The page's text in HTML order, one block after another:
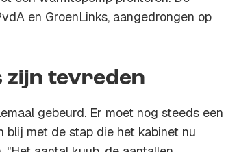
en GroenLinks, aangedrongen op
zijn tevreden
gebeurd. Er moet nog steeds een
met de stap die het kabinet nu